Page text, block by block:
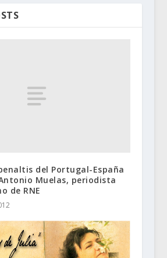
del Portugal-España
Muelas, periodista
de RNE